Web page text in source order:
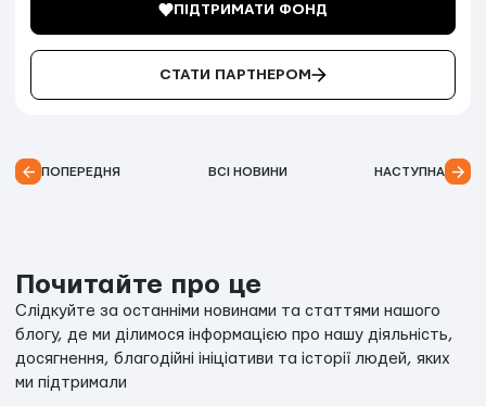
ПІДТРИМАТИ ФОНД
СТАТИ ПАРТНЕРОМ
ПОПЕРЕДНЯ ВСІ НОВИНИ НАСТУПНА
Почитайте про це
Слідкуйте за останніми новинами та статтями нашого
блогу, де ми ділимося інформацією про нашу діяльність,
досягнення, благодійні ініціативи та історії людей, яких
ми підтримали